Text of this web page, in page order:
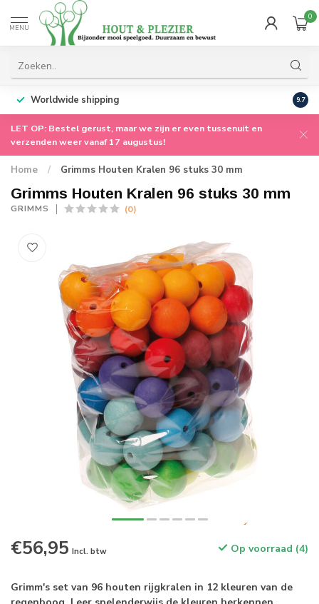
MENU
0
Worldwide shipping 9.7
LET OP: Bestel gerust, maar we zijn er even tussenuit en
verzenden weer vanaf 17 augustus!
Home / Grimms Houten Kralen 96 stuks 30 mm
Grimms Houten Kralen 96 stuks 30 mm
GRIMMS (0)
€56,95 Incl. btw Op voorraad (4)
Grimm's set van 96 houten rijgkralen in 12 kleuren van de